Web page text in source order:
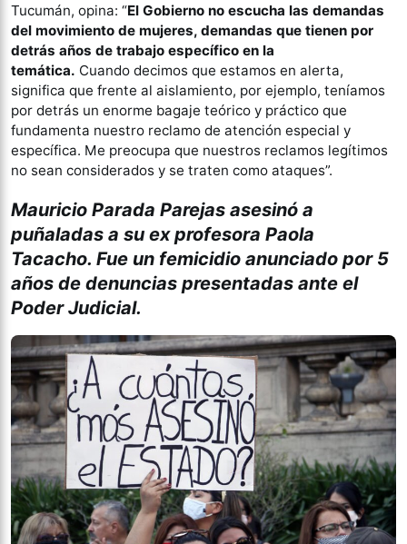
Tucumán, opina: “El Gobierno no escucha las demandas
del movimiento de mujeres, demandas que tienen por
detrás años de trabajo específico en la
temática. Cuando decimos que estamos en alerta,
significa que frente al aislamiento, por ejemplo, teníamos
por detrás un enorme bagaje teórico y práctico que
fundamenta nuestro reclamo de atención especial y
específica. Me preocupa que nuestros reclamos legítimos
no sean considerados y se traten como ataques”.
Mauricio Parada Parejas asesinó a
puñaladas a su ex profesora Paola
Tacacho. Fue un femicidio anunciado por 5
años de denuncias presentadas ante el
Poder Judicial.